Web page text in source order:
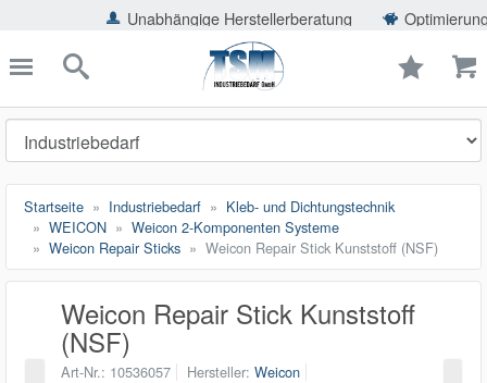
Unabhängige Herstellerberatung Optimierung der
schließen
Suche
Startseite Industriebedarf
Kleb- und Dichtungstechnik
WEICON
Weicon 2-Komponenten Systeme
Weicon Repair Sticks
Weicon Repair Stick Kunststoff (NSF)
Weicon Repair Stick Kunststoff
(NSF)
Art-Nr. 10536057 Hersteller Weicon